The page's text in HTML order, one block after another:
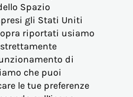
Spazio
gli Stati Uniti
riportati usiamo
di
che puoi
le tue preferenze